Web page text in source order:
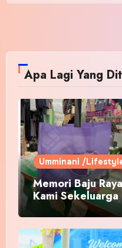
Apa Lagi Yang
Umminani /
Memori Baju
Kami
Pakaian Hari-